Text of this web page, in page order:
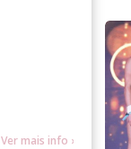
Ver mais info »